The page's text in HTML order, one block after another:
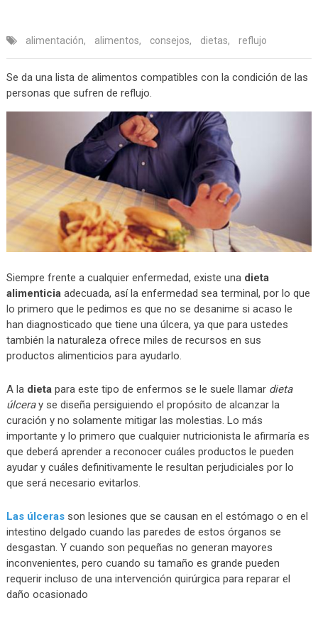
alimentación, alimentos, consejos, dietas, reflujo
Se da una lista de alimentos compatibles con la condición de las
personas que sufren de reflujo.
Siempre frente a cualquier enfermedad, existe una dieta
alimenticiaadecuada, así la enfermedad sea terminal, por lo que
lo primero que le pedimos es que no se desanime si acaso le
han diagnosticado que tiene una úlcera, ya que para ustedes
también la naturaleza ofrece miles de recursos en sus
productos alimenticios para ayudarlo.
A ladieta para este tipo de enfermos se le suele llamar dieta
úlceray se diseña persiguiendo el propósito de alcanzar la
curación y no solamente mitigar las molestias. Lo más
importante y lo primero que cualquier nutricionista le afirmaría es
que deberá aprender a reconocer cuáles productos le pueden
ayudar y cuáles definitivamente le resultan perjudiciales por lo
que será necesario evitarlos.
Las úlcerasson lesiones que se causan en el estómago o en el
intestino delgado cuando las paredes de estos órganos se
desgastan. Y cuando son pequeñas no generan mayores
inconvenientes, pero cuando su tamaño es grande pueden
requerir incluso de una intervención quirúrgica para reparar el
daño ocasionado